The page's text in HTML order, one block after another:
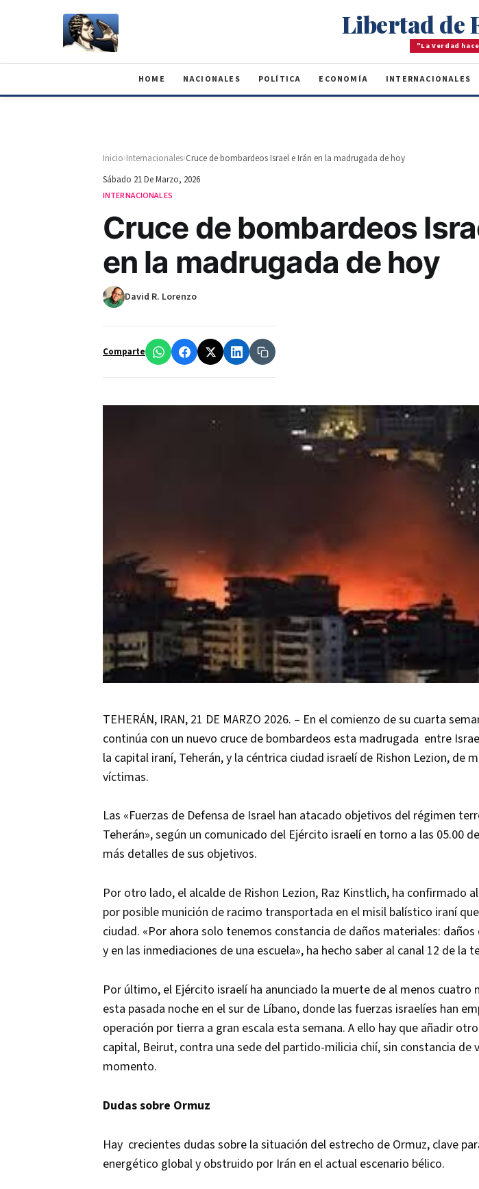
Libertad de
"La Verdad
HOME NACIONALES POLÍTICA ECONOMÍA INTERNACIONALES
Inicio›Internacionales›Cruce de bombardeos Israel e Irán en la madrugada de hoy
Sábado 21 De Marzo, 2026
INTERNACIONALES
Cruce de bombardeos
en la madrugada de hoy
David R. Lorenzo
Comparte
TEHERÁN, IRAN, 21 DE MARZO 2026. – En el comienzo de su cuarta
continúa con un nuevo cruce de bombardeos esta madrugada entre
la capital iraní, Teherán, y la céntrica ciudad israelí de Rishon Lezion, de
víctimas.
Las «Fuerzas de Defensa de Israel han atacado objetivos del régimen
Teherán», según un comunicado del Ejército israelí en torno a las 05.00
más detalles de sus objetivos.
Por otro lado, el alcalde de Rishon Lezion, Raz Kinstlich, ha confirmado
por posible munición de racimo transportada en el misil balístico iraní
ciudad. «Por ahora solo tenemos constancia de daños materiales: daños
y en las inmediaciones de una escuela», ha hecho saber al canal 12 de la
Por último, el Ejército israelí ha anunciado la muerte de al menos cuatro
esta pasada noche en el sur de Líbano, donde las fuerzas israelíes han
operación por tierra a gran escala esta semana. A ello hay que añadir
capital, Beirut, contra una sede del partido-milicia chií, sin constancia de
momento.
Dudas sobre Ormuz
Hay crecientes dudas sobre la situación del estrecho de Ormuz, clave
energético global y obstruido por Irán en el actual escenario bélico.